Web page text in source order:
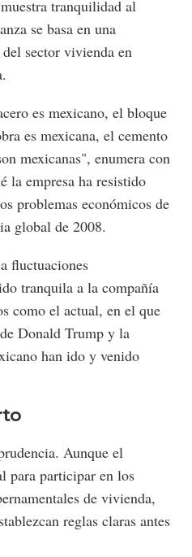
tranquilidad al
se basa en una
sector vivienda en
es mexicano, el bloque
es mexicana, el cemento
mexicanas", enumera con
la empresa ha resistido
problemas económicos de
global de 2008.
fluctuaciones
tranquila a la compañía
como el actual, en el que
Donald Trump y la
han ido y venido
Aunque el
para participar en los
de vivienda,
reglas claras antes